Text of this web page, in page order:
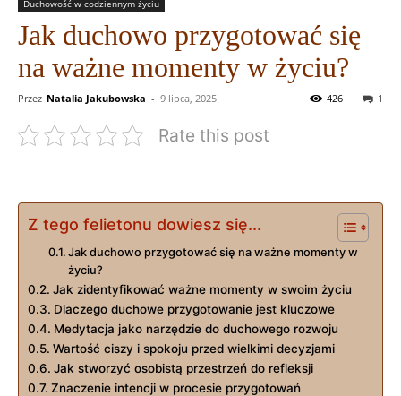
Duchowość w codziennym życiu
Jak duchowo przygotować się
na ważne momenty w życiu?
Przez Natalia Jakubowska - 9 lipca, 2025 1
426
Rate this post
Z tego felietonu dowiesz się...
Jak ​duchowo przygotować się na ważne momenty w‍
życiu?
Jak zidentyfikować ważne momenty w swoim życiu
Dlaczego duchowe przygotowanie jest kluczowe
Medytacja jako narzędzie⁢ do duchowego rozwoju
Wartość ciszy ⁣i spokoju przed wielkimi decyzjami
Jak stworzyć‌ osobistą ​przestrzeń do ​refleksji
Znaczenie intencji w procesie ⁤przygotowań